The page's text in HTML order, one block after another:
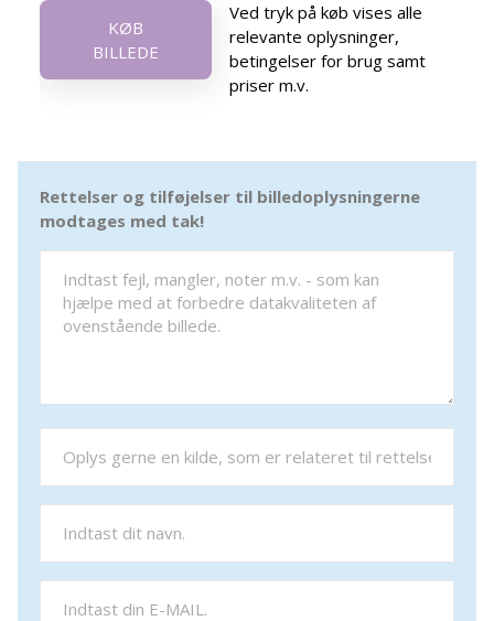
KØB
BILLEDE
Ved tryk på køb vises alle
relevante oplysninger,
betingelser for brug samt
priser m.v.
Rettelser og tilføjelser til billedoplysningerne
modtages med tak!